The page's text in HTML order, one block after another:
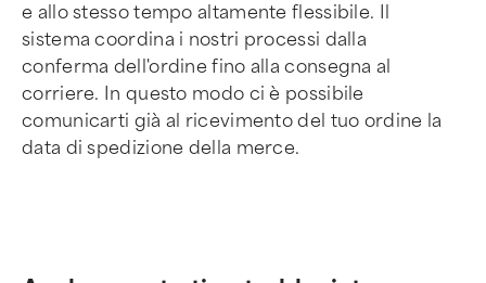
e allo stesso tempo altamente flessibile. Il
sistema coordina i nostri processi dalla
conferma dell'ordine fino alla consegna al
corriere. In questo modo ci è possibile
comunicarti già al ricevimento del tuo ordine la
data di spedizione della merce.